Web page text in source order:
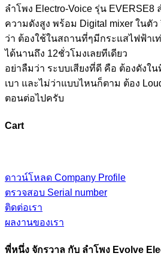
ลำโพง Electro-Voice รุ่น
ความดังสูง พร้อม Digital mixer ในตั
ว่า ต้องใช้ในสถานที่ๆมีกระแสไฟฟ้าเ
ได้นานถึง 12ชั่วโมงเลยทีเดียว
อย่าลืมว่า ระบบเสียงที่ดี คือ ต้องดังใ
เบา และไม่ว่าแบบไหนก็ตาม ต้อง
ตอนต่อไปครับ
Cart
ดาวน์โหลด Company Profile
ตรวจสอบ Serial number
ติดต่อเรา
ผลงานของเรา
พี่หนึ่ง จักรวาล กับ ลำโพง Evolve